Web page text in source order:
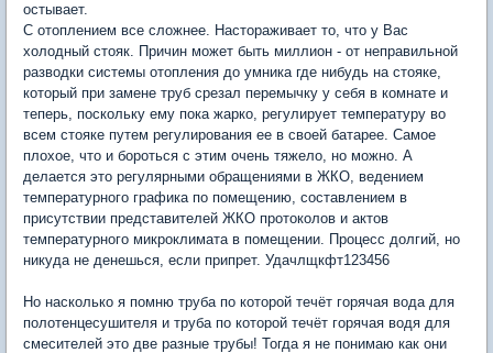
остывает.
С отоплением все сложнее. Настораживает то, что у Вас
холодный стояк. Причин может быть миллион - от неправильной
разводки системы отопления до умника где нибудь на стояке,
который при замене труб срезал перемычку у себя в комнате и
теперь, поскольку ему пока жарко, регулирует температуру во
всем стояке путем регулирования ее в своей батарее. Самое
плохое, что и бороться с этим очень тяжело, но можно. А
делается это регулярными обращениями в ЖКО, ведением
температурного графика по помещению, составлением в
присутствии представителей ЖКО протоколов и актов
температурного микроклимата в помещении. Процесс долгий, но
никуда не денешься, если припрет. Удачлщкфт123456
Но насколько я помню труба по которой течёт горячая вода для
полотенцесушителя и труба по которой течёт горячая водя для
смесителей это две разные трубы! Тогда я не понимаю как они